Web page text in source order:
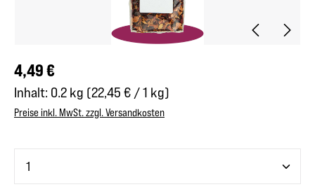
Regulärer Preis:
4,49 €
Inhalt: 0.2 kg (22,45 € / 1 kg)
Preise inkl. MwSt. zzgl. Versandkosten